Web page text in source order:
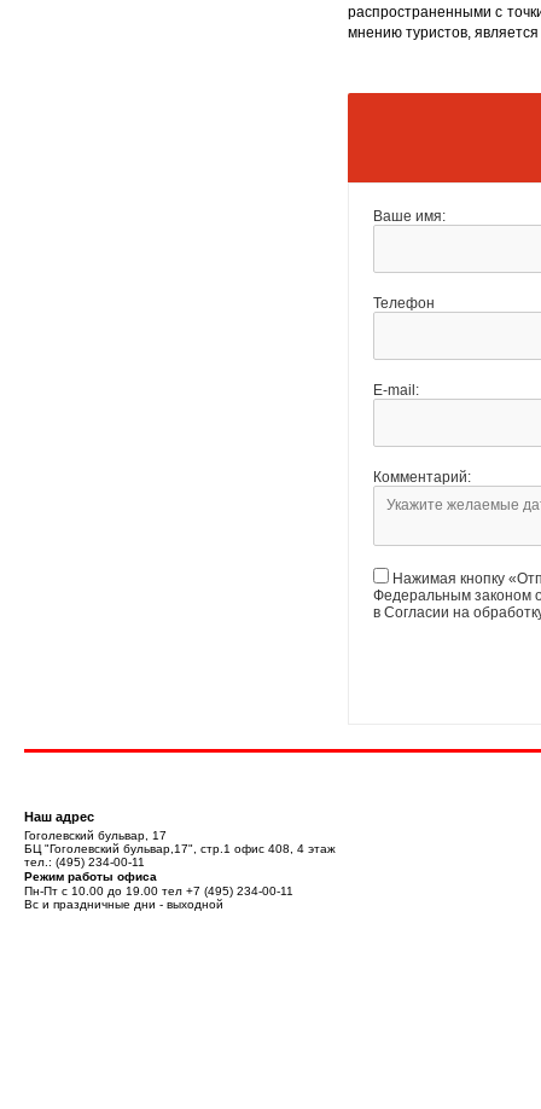
распространенными с
мнению туристов,
Ваше имя:
Телефон
E-mail:
Комментарий:
Нажимая кнопку
Федеральным законом
в Согласии на
Наш адрес
Гоголевский бульвар, 17
БЦ "Гоголевский бульвар,17", стр.1 офис 408, 4 этаж
тел.: (495) 234-00-11
Режим работы офиса
Пн-Пт с 10.00 до 19.00 тел +7 (495) 234-00-11
Вс и праздничные дни - выходной